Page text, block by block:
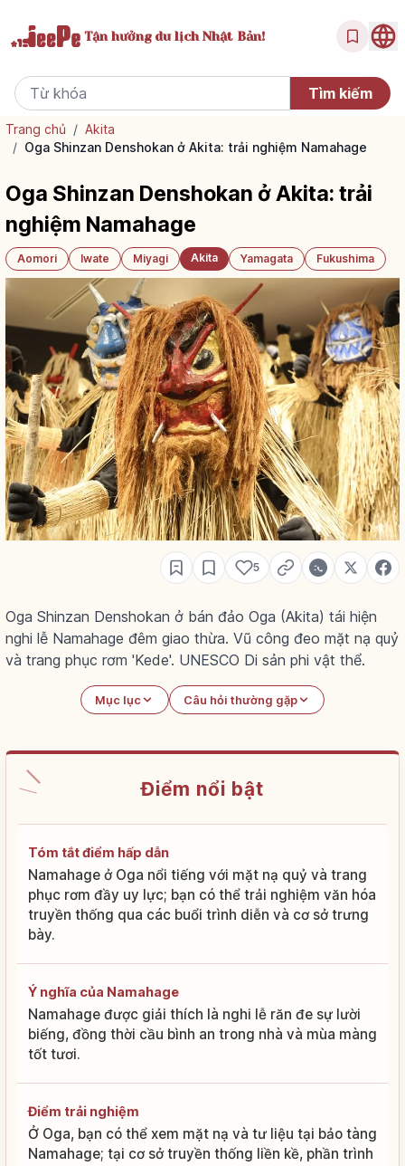
Tận hưởngdu lịch Nhật Bản!
Trang chủ / Akita
/ Oga Shinzan Denshokan ở Akita: trải nghiệm Namahage
Oga Shinzan Denshokan ở Akita: trải
nghiệm Namahage
Aomori Iwate Miyagi Akita Yamagata Fukushima
5
Oga Shinzan Denshokan ở bán đảo Oga (Akita) tái hiện
nghi lễ Namahage đêm giao thừa. Vũ công đeo mặt nạ quỷ
và trang phục rơm 'Kede'. UNESCO Di sản phi vật thể.
Mục lục Câu hỏi thường gặp
Điểm nổi bật
Tóm tắt điểm hấp dẫn
Namahage ở Oga nổi tiếng với mặt nạ quỷ và trang
phục rơm đầy uy lực; bạn có thể trải nghiệm văn hóa
truyền thống qua các buổi trình diễn và cơ sở trưng
bày.
Ý nghĩa của Namahage
Namahage được giải thích là nghi lễ răn đe sự lười
biếng, đồng thời cầu bình an trong nhà và mùa màng
tốt tươi.
Điểm trải nghiệm
Ở Oga, bạn có thể xem mặt nạ và tư liệu tại bảo tàng
Namahage; tại cơ sở truyền thống liền kề, phần trình